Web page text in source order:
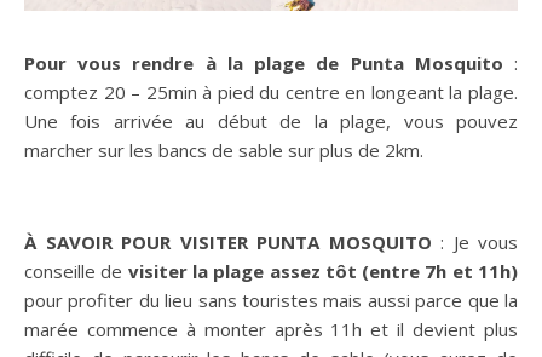
Pour vous rendre à la plage de Punta Mosquito :
comptez 20 – 25min à pied du centre en longeant la plage.
Une fois arrivée au début de la plage, vous pouvez
marcher sur les bancs de sable sur plus de 2km.
À SAVOIR POUR VISITER PUNTA MOSQUITO : Je vous
conseille de visiter la plage assez tôt (entre 7h et 11h)
pour profiter du lieu sans touristes mais aussi parce que la
marée commence à monter après 11h et il devient plus